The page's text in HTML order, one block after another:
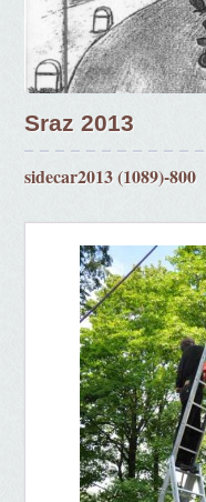
Sraz 2013
sidecar2013 (1089)-800